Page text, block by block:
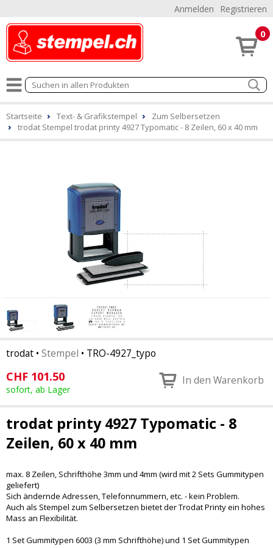
Anmelden Registrieren
0
Startseite Text- & Grafikstempel
Zum Selbersetzen
trodat Stempel trodat printy 4927 Typomatic - 8 Zeilen, 60 x 40 mm
trodat • Stempel • TRO-4927_typo
CHF 101.50
sofort, ab Lager
In den Warenkorb
trodat printy 4927 Typomatic - 8
Zeilen, 60 x 40 mm
max. 8 Zeilen, Schrifthöhe 3mm und 4mm (wird mit 2 Sets Gummitypen
geliefert)
Sich ändernde Adressen, Telefonnummern, etc. - kein Problem.
Auch als Stempel zum Selbersetzen bietet der Trodat Printy ein hohes
Mass an Flexibilität.
1 Set Gummitypen 6003 (3 mm Schrifthöhe) und 1 Set Gummitypen